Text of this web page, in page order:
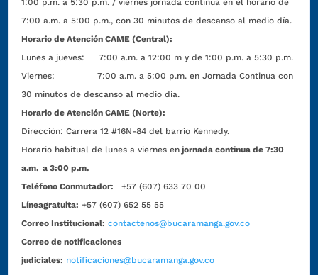
7:00 a.m. a 5:00 p.m., con 30 minutos de descanso al medio día.
Horario de Atención CAME (Central):
Lunes a jueves: 7:00 a.m. a 12:00 m y de 1:00 p.m. a 5:30 p.m.
Viernes: 7:00 a.m. a 5:00 p.m. en Jornada Continua con
30 minutos de descanso al medio día.
Horario de Atención CAME (Norte):
Dirección:Carrera 12 #16N-84 del barrio Kennedy.
Horario habitual de lunes a viernes en jornada continua de 7:30
a.m. a 3:00 p.m.
Teléfono Conmutador:
+57 (607) 633 70 00
Líneagratuita: +57 (607) 652 55 55
Correo Institucional: contactenos@bucaramanga.gov.co
Correo de notificaciones
judiciales: notificaciones@bucaramanga.gov.co